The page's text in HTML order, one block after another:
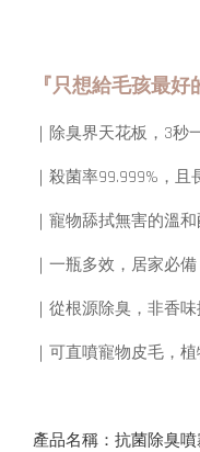
『只想給毛孩最
｜除臭界天花板，3秒
｜殺菌率99.999%，
｜寵物舔拭無害的溫
｜一瓶多效，居家必備
｜從根源除臭，非香
｜可直噴寵物皮毛，
產品名稱：抗菌除臭噴